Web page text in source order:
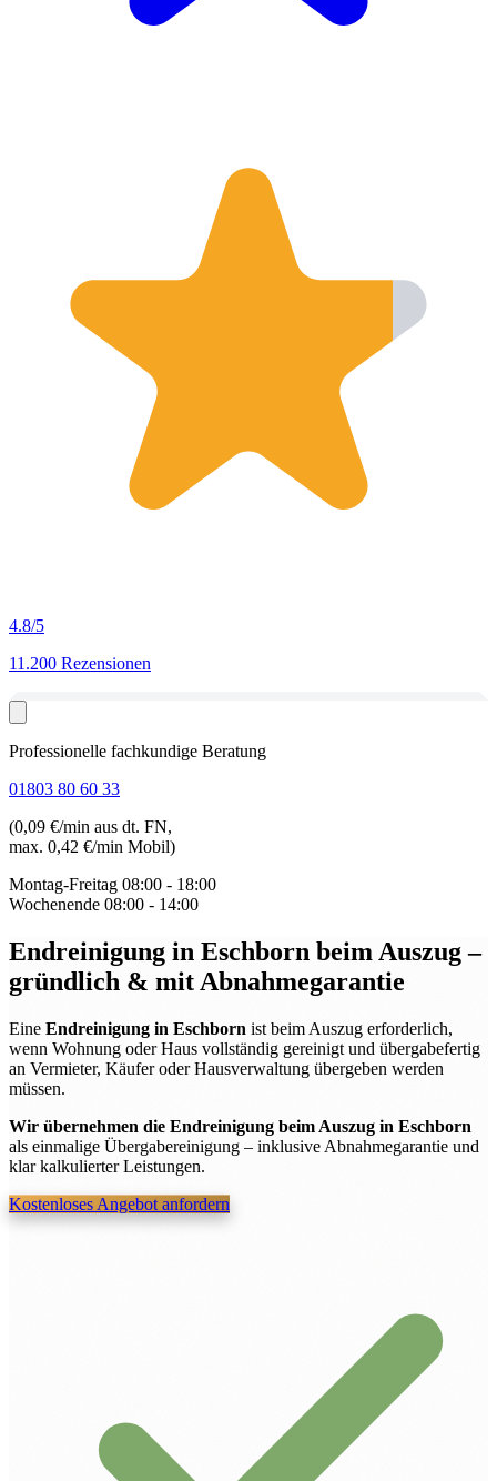
4.8/5
11.200 Rezensionen
Professionelle fachkundige Beratung
01803 80 60 33
(0,09 €/min aus dt. FN,
max. 0,42 €/min Mobil)
Montag-Freitag 08:00 - 18:00
Wochenende 08:00 - 14:00
Endreinigung in Eschborn beim Auszug–
gründlich & mit Abnahmegarantie
Eine Endreinigung in Eschborn ist beim Auszug erforderlich,
wenn Wohnung oder Haus vollständig gereinigt und übergabefertig
an Vermieter, Käufer oder Hausverwaltung übergeben werden
müssen.
Wir übernehmen die Endreinigung beim Auszug in Eschborn
als einmalige Übergabereinigung – inklusive Abnahmegarantie und
klar kalkulierter Leistungen.
Kostenloses Angebot anfordern